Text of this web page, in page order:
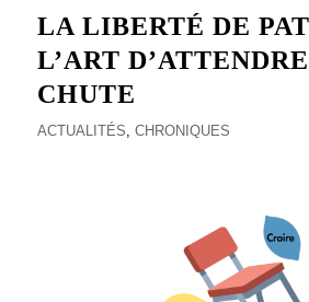
LA LIBERTÉ DE
L’ART
CHUTE
ACTUALITÉS CHRONIQUES